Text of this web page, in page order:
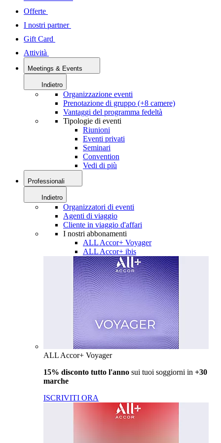
Offerte
I nostri partner
Gift Card
Attività
Meetings & Events
Indietro
Organizzazione eventi
Prenotazione di gruppo (+8 camere)
Vantaggi del programma fedeltà
Tipologie di eventi
Riunioni
Eventi privati
Seminari
Convention
Vedi di più
Professionali
Indietro
Organizzatori di eventi
Agenti di viaggio
Cliente in viaggio d'affari
I nostri abbonamenti
ALL Accor+ Voyager
ALL Accor+ ibis
ALL Accor+ Voyager
15% disconto tutto l'anno sui tuoi soggiorni in +30
marche
ISCRIVITI ORA